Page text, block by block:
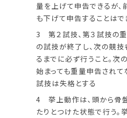
量を上げて申告できるが、
も下げて申告することはで
3 第２試技、第３試技の
の試技が終了し、次の競
るまでに必ず行うこと。次
始まっても重量申告されて
試技は失格とする
4 挙上動作は、頭から骨
たりとつけた状態で行う。